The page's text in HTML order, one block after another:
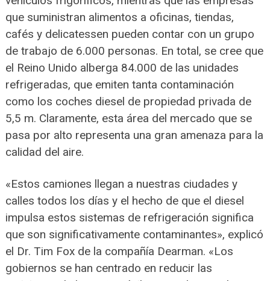
que suministran alimentos a oficinas, tiendas,
cafés y delicatessen pueden contar con un grupo
de trabajo de 6.000 personas. En total, se cree que
el Reino Unido alberga 84.000 de las unidades
refrigeradas, que emiten tanta contaminación
como los coches diesel de propiedad privada de
5,5 m. Claramente, esta área del mercado que se
pasa por alto representa una gran amenaza para la
calidad del aire.
«Estos camiones llegan a nuestras ciudades y
calles todos los días y el hecho de que el diesel
impulsa estos sistemas de refrigeración significa
que son significativamente contaminantes», explicó
el Dr. Tim Fox de la compañía Dearman. «Los
gobiernos se han centrado en reducir las